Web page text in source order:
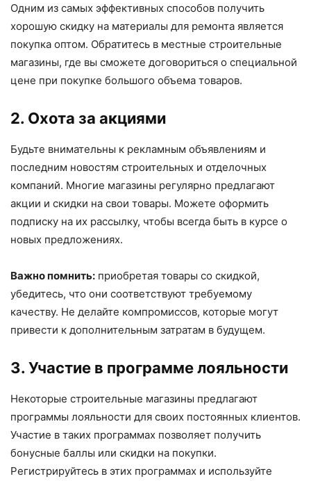
Одним из самых эффективных способов получить
хорошую скидку на материалы для ремонта является
покупка оптом. Обратитесь в местные строительные
магазины, где вы сможете договориться о специальной
цене при покупке большого объема товаров.
2. Охота за акциями
Будьте внимательны к рекламным объявлениям и
последним новостям строительных и отделочных
компаний. Многие магазины регулярно предлагают
акции и скидки на свои товары. Можете оформить
подписку на их рассылку, чтобы всегда быть в курсе о
новых предложениях.
Важно помнить: приобретая товары со скидкой,
убедитесь, что они соответствуют требуемому
качеству. Не делайте компромиссов, которые могут
привести к дополнительным затратам в будущем.
3. Участие в программе лояльности
Некоторые строительные магазины предлагают
программы лояльности для своих постоянных клиентов.
Участие в таких программах позволяет получить
бонусные баллы или скидки на покупки.
Регистрируйтесь в этих программах и используйте